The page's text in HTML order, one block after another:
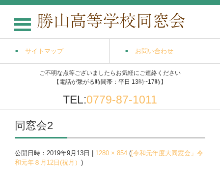
サイトマップ お問い合わせ
ご不明な点等ございましたらお気軽にご連絡ください
【電話が繋がる時間帯：平日 13時~17時】
TEL:0779-87-1011
同窓会2
公開日時： 2019年9月13日 1280 × 854 ([令和元年度大同窓会」令
和元年８月12日(祝月） )